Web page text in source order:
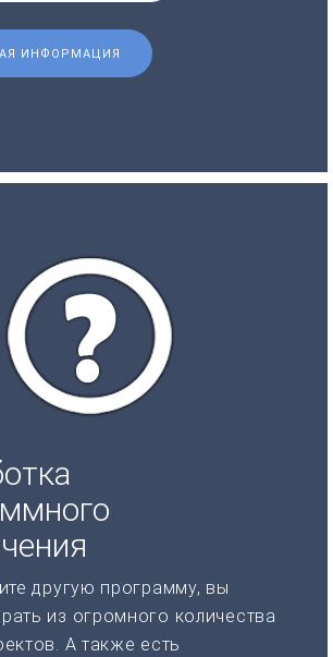
ИНФОРМАЦИЯ
другую программу, вы
из огромного количества
А также есть